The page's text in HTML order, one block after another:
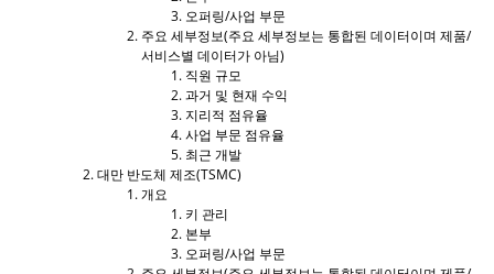
오퍼링/사업 부문
주요 세부정보(주요 세부정보는 통합된 데이터이며 제품/
서비스별 데이터가 아님)
직원 규모
과거 및 현재 수익
지리적 점유율
사업 부문 점유율
최근 개발
대만 반도체 제조(TSMC)
개요
키 관리
본부
오퍼링/사업 부문